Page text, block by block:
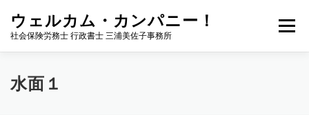
ウェルカム・カンパニー！
社会保険労務士 行政書士 三浦美佐子事務所
メニュー
ホーム
水面１